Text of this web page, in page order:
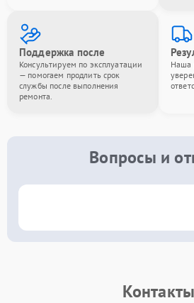
Поддержка после
Консультируем по эксплуатации
— помогаем продлить срок
службы после выполнения
ремонта.
Наша
Вопросы и
Контакты